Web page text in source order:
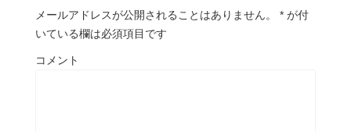
メールアドレスが公開されることはありません。 * が付
いている欄は必須項目です
コメント